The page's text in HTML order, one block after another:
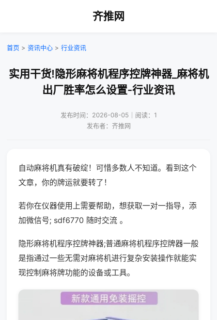
齐推网
首页 > 资讯中心 > 行业资讯
实用干货!隐形麻将机程序控牌神器_麻将机
出厂胜率怎么设置-行业资讯
发布时间：2026-08-05｜阅读：1
发布者：齐推网
自动麻将机真有破绽！可惜多数人不知道。看到这个
文章，你的牌运就要转了！
若你在仪器使用上需要帮助，想获取一对一指导，添
加微信号; sdf6770 随时交流 。
隐形麻将机程序控牌神器;普通麻将机程序控牌器一般
是指通过一些无需对麻将机进行复杂安装操作就能实
现控制麻将牌功能的设备或工具。